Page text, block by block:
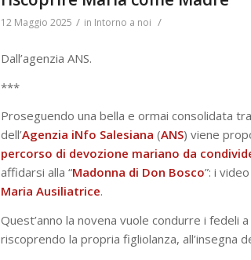
12 Maggio 2025 / in Intorno a noi /
Dall’agenzia ANS.
***
Proseguendo una bella e ormai consolidata
dell’Agenzia iNfo Salesiana (ANS) viene
percorso di devozione mariano da
affidarsi alla “Madonna di Don Bosco”: i
Maria Ausiliatrice.
Quest’anno la novena vuole condurre i
riscoprendo la propria figliolanza, all’insegna